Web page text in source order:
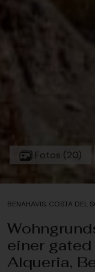
Fotos (20)
BENAHAVIS, COSTA DEL
einer
Alqueria,